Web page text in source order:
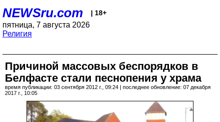
NEWSru.com | 18+
пятница, 7 августа 2026
Религия
Причиной массовых беспорядков в
Белфасте стали песнопения у храма
время публикации: 03 сентября 2012 г., 09:24 | последнее обновление: 07 декабря
2017 г., 10:05